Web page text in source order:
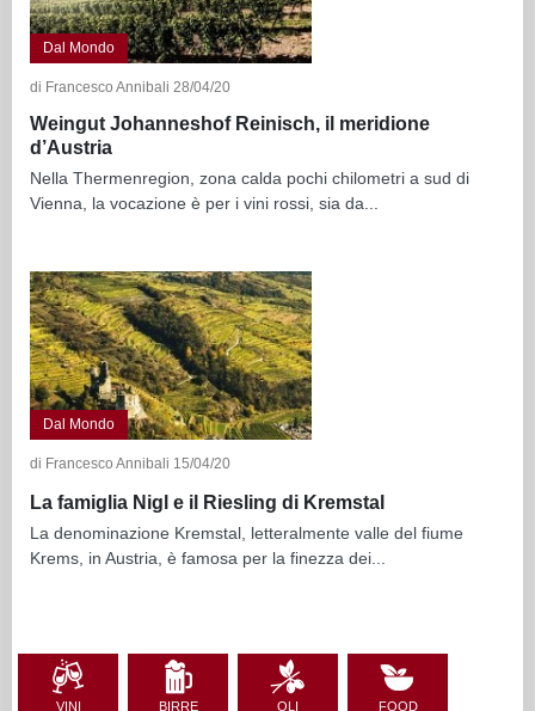
Dal Mondo
di Francesco Annibali 28/04/20
Weingut Johanneshof Reinisch, il meridione
d’Austria
Nella Thermenregion, zona calda pochi chilometri a sud di
Vienna, la vocazione è per i vini rossi, sia da...
Dal Mondo
di Francesco Annibali 15/04/20
La famiglia Nigl e il Riesling di Kremstal
La denominazione Kremstal, letteralmente valle del fiume
Krems, in Austria, è famosa per la finezza dei...
VINI BIRRE OLI FOOD